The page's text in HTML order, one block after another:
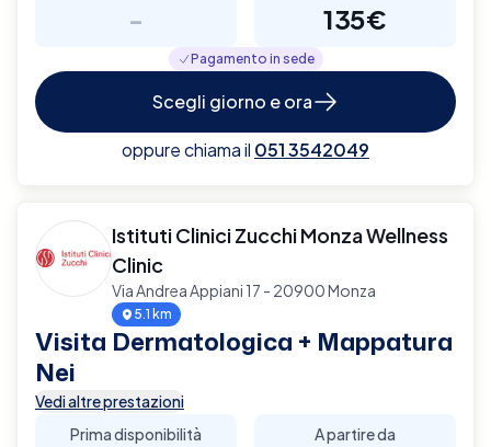
- 135€
Pagamento in sede
Scegli giorno e ora
oppure chiama il 051 3542049
Istituti Clinici Zucchi Monza Wellness
Clinic
Via Andrea Appiani 17 - 20900 Monza
5.1 km
Visita Dermatologica + Mappatura
Nei
Vedi altre prestazioni
Prima disponibilità
A partire da